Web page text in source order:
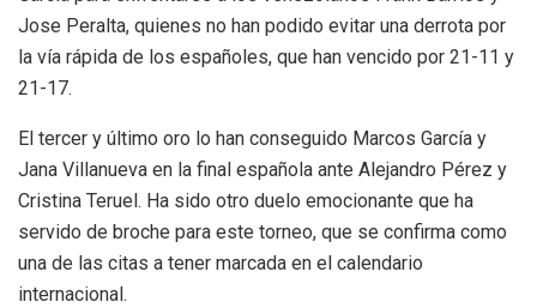
Jose Peralta, quienes no han podido evitar una derrota por
la vía rápida de los españoles, que han vencido por 21-11 y
21-17.
El tercer y último oro lo han conseguido Marcos García y
Jana Villanueva en la final española ante Alejandro Pérez y
Cristina Teruel. Ha sido otro duelo emocionante que ha
servido de broche para este torneo, que se confirma como
una de las citas a tener marcada en el calendario
internacional.